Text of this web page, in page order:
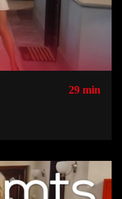
29 min